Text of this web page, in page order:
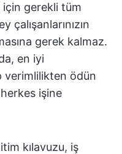
için gerekli tüm
gerek kalmaz.
en iyi
verimlilikten ödün
işine
kılavuzu, iş